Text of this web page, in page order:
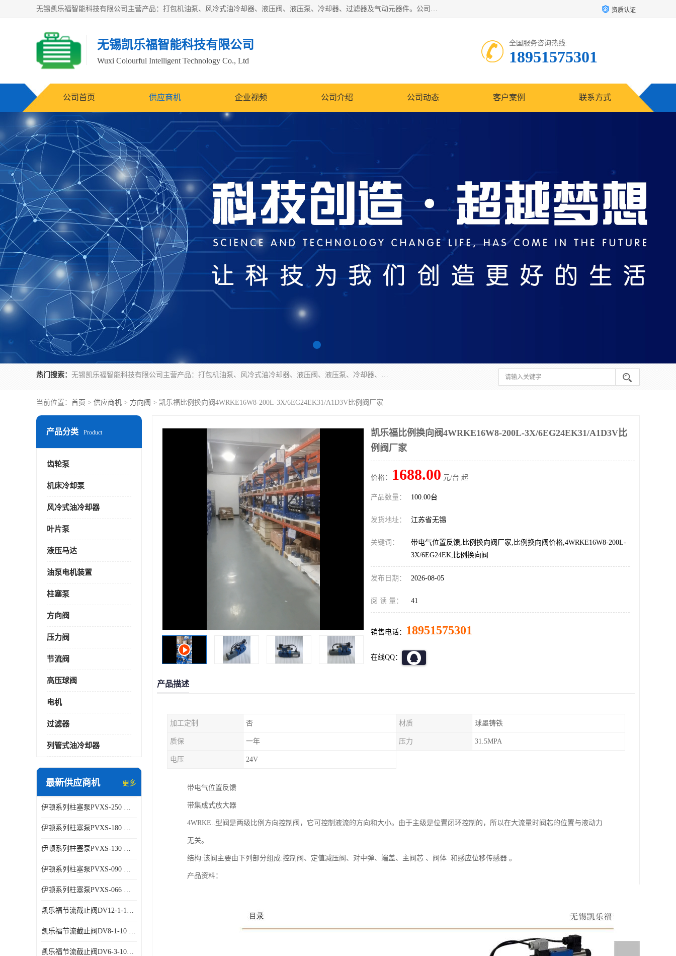
无锡凯乐福智能科技有限公司主营产品：打包机油泵、风冷式油冷却器、液压阀、液压泵、冷却器、过滤器及气动元器件。公司主导生产齿轮泵、齿轮马达、液压阀等产品。共计100多个系列、3000余种规格。覆盖了液压系统的动力元件、控制元件和执行元件，具备较强的成套供货、服务能力。 资质认证
无锡凯乐福智能科技有限公司
Wuxi Colourful Intelligent Technology Co., Ltd
全国服务咨询热线:
18951575301
公司首页 供应商机 企业视频 公司介绍 公司动态 客户案例 联系方式
热门搜索： 无锡凯乐福智能科技有限公司主营产品：打包机油泵、风冷式油冷却器、液压阀、液压泵、冷却器、过滤器及气动元器件。公司主导生产齿轮泵、齿轮马达、液压阀等产品。共计100多个系列、3000余种规格。覆盖了液压系统的动力元件、控制元件和执行元件，具备较强的成套供货、服务能力。
当前位置： 首页 > 供应商机 > 方向阀 > 凯乐福比例换向阀4WRKE16W8-200L-3X/6EG24EK31/A1D3V比例阀厂家
产品分类 Product
齿轮泵
机床冷却泵
风冷式油冷却器
叶片泵
液压马达
油泵电机装置
柱塞泵
方向阀
压力阀
节流阀
高压球阀
电机
过滤器
列管式油冷却器
最新供应商机 更多
伊顿系列柱塞泵PVXS-250 钢铁厂液压系统增压油泵
伊顿系列柱塞泵PVXS-180 钢铁厂液压系统增压油泵
伊顿系列柱塞泵PVXS-130 钢铁厂液压系统增压油泵
伊顿系列柱塞泵PVXS-090 钢铁厂液压系统增压油泵
伊顿系列柱塞泵PVXS-066 钢铁厂液压系统增压油泵
凯乐福节流截止阀DV12-1-10 液压站节流阀
凯乐福节流截止阀DV8-1-10 液压站节流阀
凯乐福节流截止阀DV6-3-10液压站节流阀
凯乐福比例换向阀4WRKE16W8-200L-3X/6EG24EK31/A1D3V比
例阀厂家
价格： 1688.00 元/台 起
产品数量： 100.00台
发货地址： 江苏省无锡
关键词：
带电气位置反馈,比例换向阀厂家,比例换向阀价格,4WRKE16W8-200L-
3X/6EG24EK,比例换向阀
发布日期： 2026-08-05
阅 读 量： 41
销售电话： 18951575301
在线QQ：
产品描述
加工定制 否 材质 球墨铸铁
质保 一年 压力 31.5MPA
电压 24V
带电气位置反馈
带集成式放大器
4WRKE..型阀是两级比例方向控制阀，它可控制液流的方向和大小。由于主级是位置闭环控制的，所以在大流量时阀芯的位置与液动力
无关。
结构:该阀主要由下列部分组成:控制阀、定值减压阀、对中弹、端盖、主阀芯 、阀体 和感应位移传感器 。
产品资料：